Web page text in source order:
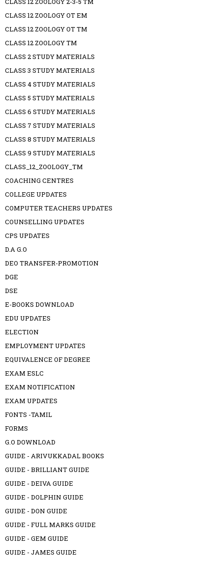
CLASS 12 ZOOLOGY OT EM
CLASS 12 ZOOLOGY OT TM
CLASS 12 ZOOLOGY TM
CLASS 2 STUDY MATERIALS
CLASS 3 STUDY MATERIALS
CLASS 4 STUDY MATERIALS
CLASS 5 STUDY MATERIALS
CLASS 6 STUDY MATERIALS
CLASS 7 STUDY MATERIALS
CLASS 8 STUDY MATERIALS
CLASS 9 STUDY MATERIALS
CLASS_12_ZOOLOGY_TM
COACHING CENTRES
COLLEGE UPDATES
COMPUTER TEACHERS UPDATES
COUNSELLING UPDATES
CPS UPDATES
D.A G.O
DEO TRANSFER-PROMOTION
DGE
DSE
E-BOOKS DOWNLOAD
EDU UPDATES
ELECTION
EMPLOYMENT UPDATES
EQUIVALENCE OF DEGREE
EXAM ESLC
EXAM NOTIFICATION
EXAM UPDATES
FONTS -TAMIL
FORMS
G.O DOWNLOAD
GUIDE - ARIVUKKADAL BOOKS
GUIDE - BRILLIANT GUIDE
GUIDE - DEIVA GUIDE
GUIDE - DOLPHIN GUIDE
GUIDE - DON GUIDE
GUIDE - FULL MARKS GUIDE
GUIDE - GEM GUIDE
GUIDE - JAMES GUIDE